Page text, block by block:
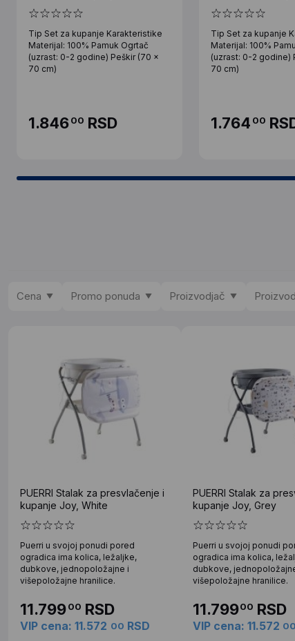
Tip Set za kupanje Karakteristike
Materijal: 100% Pamuk Ogrtač
(uzrast: 0-2 godine) Peškir (70 x
70 cm)
1.84600 RSD
Tip Set za kupanje
Materijal: 100%
(uzrast: 0-2 godine)
70 cm)
1.764 00
Cena Promo ponuda Proizvodjač
PUERRI Stalak za presvlačenje i
kupanje Joy, White
Puerri u svojoj ponudi pored
ogradica ima kolica, ležaljke,
dubkove, jednopoložajne i
višepoložajne hranilice.
11.79900 RSD
VIP cena: 11.572 00 RSD
PUERRI Stalak za
kupanje Joy, Grey
Puerri u svojoj ponudi
ogradica ima kolica,
dubkove,
višepoložajne hranilice.
11.79900 RSD
VIP cena: 11.572 00